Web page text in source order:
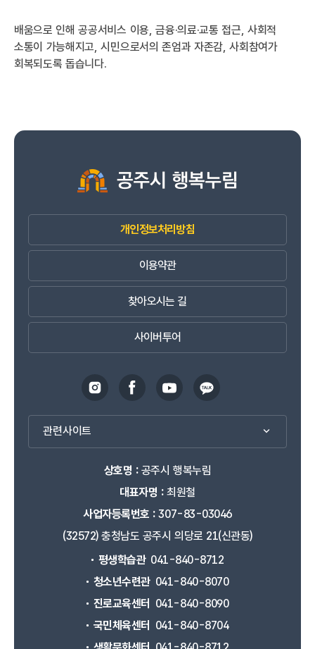
배움으로 인해 공공서비스 이용, 금융·의료·교통 접근, 사회적
소통이 가능해지고, 시민으로서의 존엄과 자존감, 사회참여가
회복되도록 돕습니다.
개인정보처리방침
이용약관
찾아오시는 길
사이버투어
관련사이트
상호명 :공주시 행복누림
대표자명 :최원철
사업자등록번호 :307-83-03046
(32572) 충청남도 공주시 의당로 21(신관동)
평생학습관 041-840-8712
청소년수련관 041-840-8070
진로교육센터
041-840-8090
국민체육센터
041-840-8704